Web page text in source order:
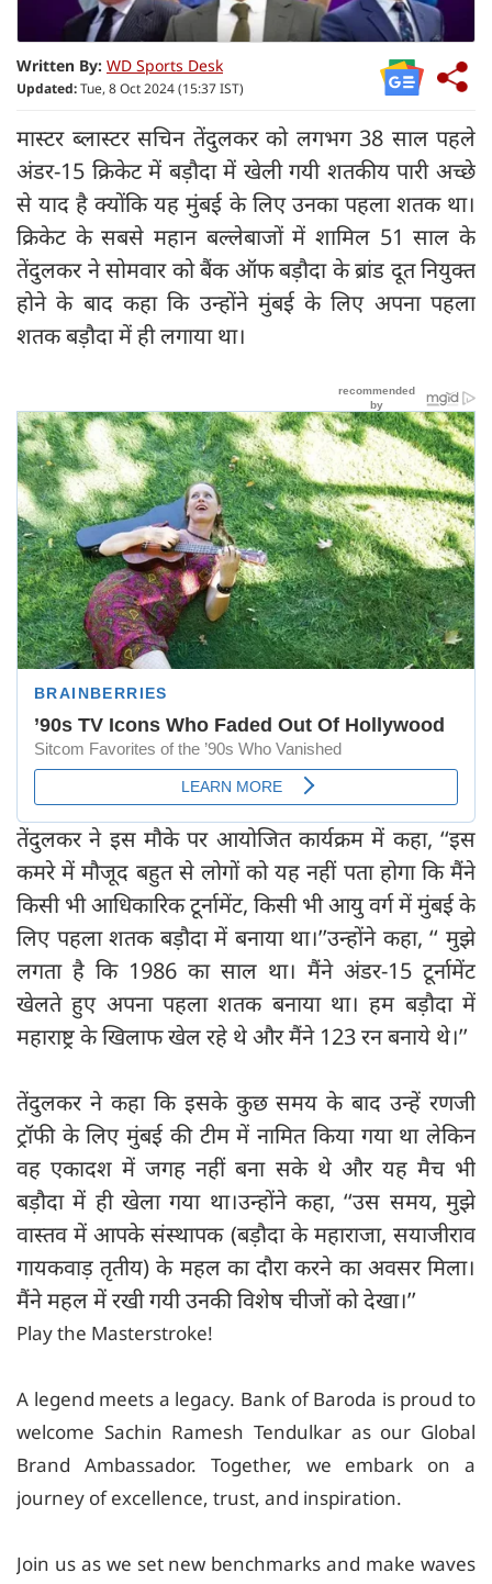
Written By: WD Sports Desk
Updated:Tue, 8 Oct 2024 (15:37 IST)
मास्टर ब्लास्टर सचिन तेंदुलकर को लगभग 38 साल पहले
अंडर-15 क्रिकेट में बड़ौदा में खेली गयी शतकीय पारी अच्छे
से याद है क्योंकि यह मुंबई के लिए उनका पहला शतक था।
क्रिकेट के सबसे महान बल्लेबाजों में शामिल 51 साल के
तेंदुलकर ने सोमवार को बैंक ऑफ बड़ौदा के ब्रांड दूत नियुक्त
होने के बाद कहा कि उन्होंने मुंबई के लिए अपना पहला
शतक बड़ौदा में ही लगाया था।
तेंदुलकर ने इस मौके पर आयोजित कार्यक्रम में कहा, ‘‘इस
कमरे में मौजूद बहुत से लोगों को यह नहीं पता होगा कि मैंने
किसी भी आधिकारिक टूर्नामेंट, किसी भी आयु वर्ग में मुंबई के
लिए पहला शतक बड़ौदा में बनाया था।’’उन्होंने कहा, ‘‘ मुझे
लगता है कि 1986 का साल था। मैंने अंडर-15 टूर्नामेंट
खेलते हुए अपना पहला शतक बनाया था। हम बड़ौदा में
महाराष्ट्र के खिलाफ खेल रहे थे और मैंने 123 रन बनाये थे।’’
तेंदुलकर ने कहा कि इसके कुछ समय के बाद उन्हें रणजी
ट्रॉफी के लिए मुंबई की टीम में नामित किया गया था लेकिन
वह एकादश में जगह नहीं बना सके थे और यह मैच भी
बड़ौदा में ही खेला गया था।उन्होंने कहा, ‘‘उस समय, मुझे
वास्तव में आपके संस्थापक (बड़ौदा के महाराजा, सयाजीराव
गायकवाड़ तृतीय) के महल का दौरा करने का अवसर मिला।
मैंने महल में रखी गयी उनकी विशेष चीजों को देखा।’’
Play the Masterstroke!
A legend meets a legacy. Bank of Baroda is proud to
welcome Sachin Ramesh Tendulkar as our Global
Brand Ambassador. Together, we embark on a
journey of excellence, trust, and inspiration.
Join us as we set new benchmarks and make waves